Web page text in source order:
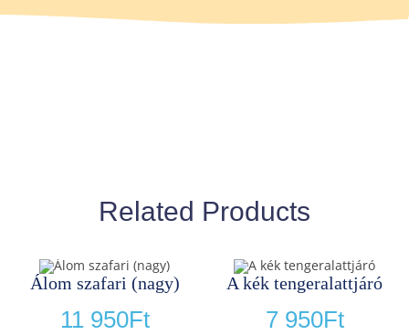
Related Products
Álom szafari (nagy)
11 950Ft
A kék tengeralattjáró
7 950Ft